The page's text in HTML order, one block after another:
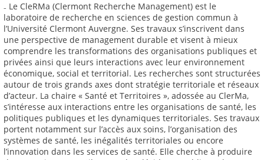
₋ Le CleRMa (Clermont Recherche Management) est le
laboratoire de recherche en sciences de gestion commun à
l’Université Clermont Auvergne. Ses travaux s’inscrivent dans
une perspective de management durable et visent à mieux
comprendre les transformations des organisations publiques et
privées ainsi que leurs interactions avec leur environnement
économique, social et territorial. Les recherches sont structurées
autour de trois grands axes dont stratégie territoriale et réseaux
d’acteur. La chaire « Santé et Territoires », adossée au ClerMa,
s’intéresse aux interactions entre les organisations de santé, les
politiques publiques et les dynamiques territoriales. Ses travaux
portent notamment sur l’accès aux soins, l’organisation des
systèmes de santé, les inégalités territoriales ou encore
l’innovation dans les services de santé. Elle cherche à produire